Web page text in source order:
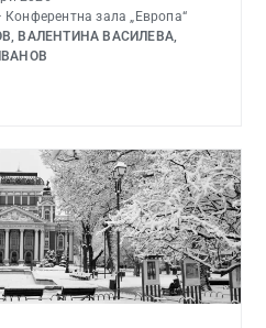
Конферентна зала „Европа“
ВАЛЕНТИНА ВАСИЛЕВА,